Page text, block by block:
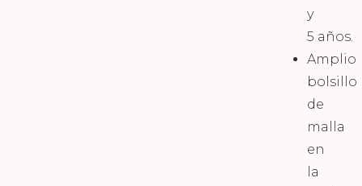
y
5 años.
Amplio
bolsillo
de
malla
en
la